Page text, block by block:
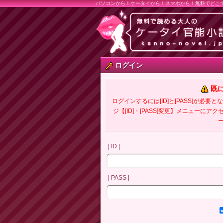
パソコンから！ケータイから！スマホから！無料でどこ
ログイン
既
ログインするには[ID]と[PASS]が必要と
ジ【[ID]・[PASS]変更】メニューにアク
| ID |
| PASS |